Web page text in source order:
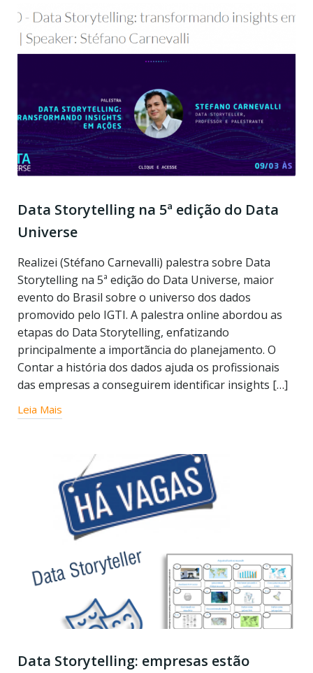
Data Storytelling na 5ª edição do Data
Universe
Realizei (Stéfano Carnevalli) palestra sobre Data
Storytelling na 5ª edição do Data Universe, maior
evento do Brasil sobre o universo dos dados
promovido pelo IGTI. A palestra online abordou as
etapas do Data Storytelling, enfatizando
principalmente a importãncia do planejamento. O
Contar a história dos dados ajuda os profissionais
das empresas a conseguirem identificar insights […]
Leia Mais
Data Storytelling: empresas estão